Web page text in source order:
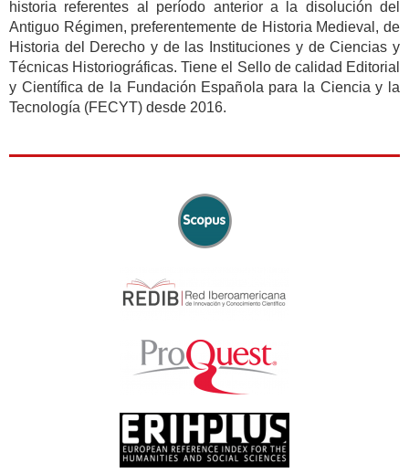
historia referentes al período anterior a la disolución del
Antiguo Régimen, preferentemente de Historia Medieval, de
Historia del Derecho y de las Instituciones y de Ciencias y
Técnicas Historiográficas. Tiene el Sello de calidad Editorial
y Científica de la Fundación Española para la Ciencia y la
Tecnología (FECYT) desde 2016.